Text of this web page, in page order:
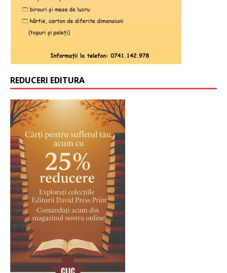
REDUCERI EDITURA